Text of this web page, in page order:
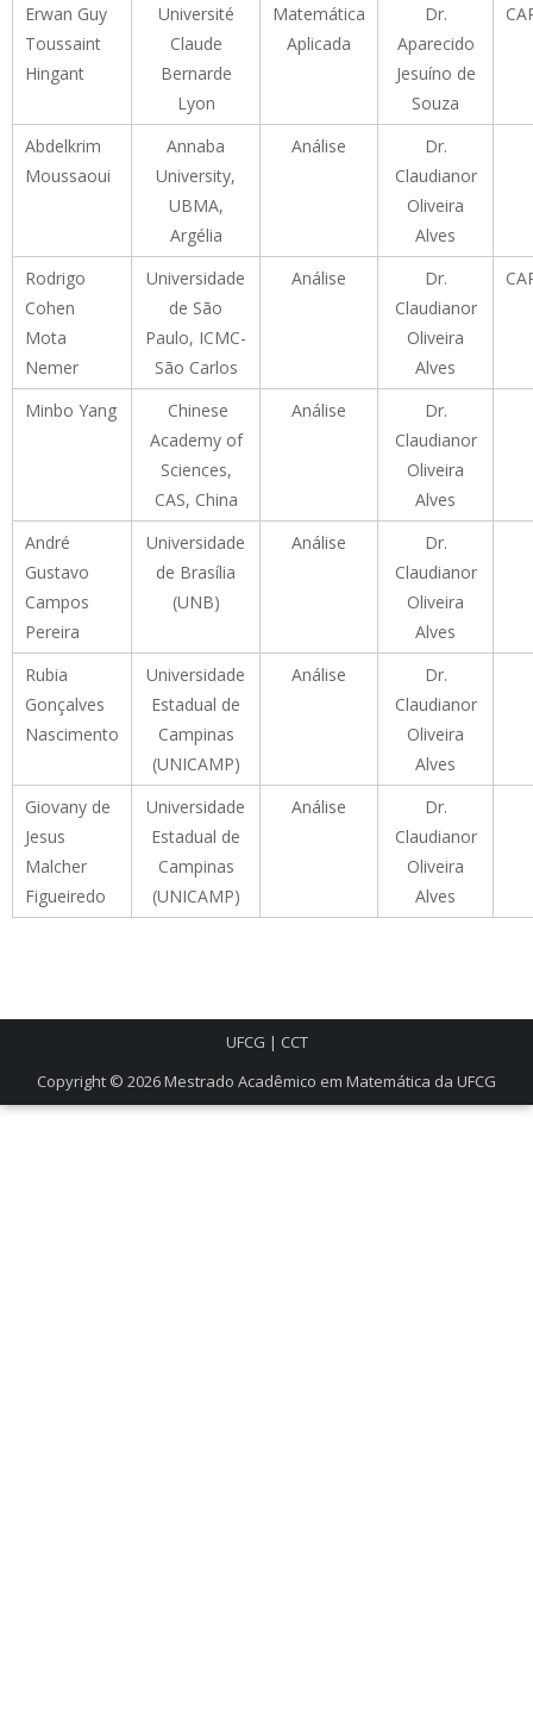
Erwan Guy
Toussaint
Hingant
Université
Claude
Bernarde
Lyon
Matemática
Aplicada
Dr.
Aparecido
Jesuíno de
Souza
Abdelkrim
Moussaoui
Annaba
University,
UBMA,
Argélia
Análise
Dr.
Claudianor
Oliveira
Alves
Rodrigo
Cohen
Mota
Nemer
Universidade
de São
Paulo, ICMC-
São Carlos
Análise
Dr.
Claudianor
Oliveira
Alves
Minbo Yang
Chinese
Academy of
Sciences,
CAS, China
Análise
Dr.
Claudianor
Oliveira
Alves
André
Gustavo
Campos
Pereira
Universidade
de Brasília
(UNB)
Análise
Dr.
Claudianor
Oliveira
Alves
Rubia
Gonçalves
Nascimento
Universidade
Estadual de
Campinas
(UNICAMP)
Análise
Dr.
Claudianor
Oliveira
Alves
Giovany de
Jesus
Malcher
Figueiredo
Universidade
Estadual de
Campinas
(UNICAMP)
Análise
Dr.
Claudianor
Oliveira
Alves
UFCG | CCT
Copyright © 2026Mestrado Acadêmico em Matemática da UFCG